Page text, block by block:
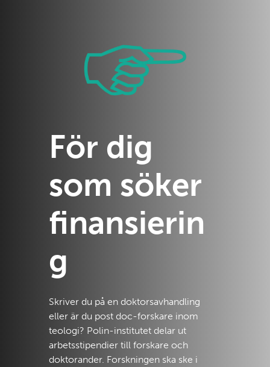
För dig
som söker
finansierin
g
Skriver du på en doktorsavhandling
eller är du post doc-forskare inom
teologi? Polin-institutet delar ut
arbetsstipendier till forskare och
doktorander. Forskningen ska ske i